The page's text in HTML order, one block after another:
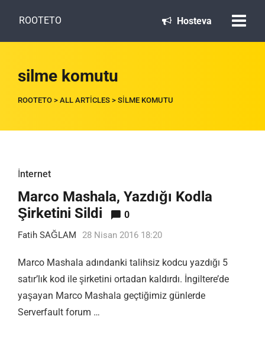
ROOTETO Hosteva
silme komutu
ROOTETO > ALL ARTICLES > SILME KOMUTU
İnternet
Marco Mashala, Yazdığı Kodla
Şirketini Sildi
0
Fatih SAĞLAM 28 Nisan 2016 18:20
Marco Mashala adındanki talihsiz kodcu yazdığı 5
satır’lık kod ile şirketini ortadan kaldırdı. İngiltere’de
yaşayan Marco Mashala geçtiğimiz günlerde
Serverfault forum …